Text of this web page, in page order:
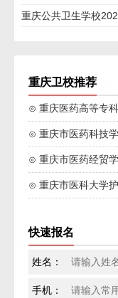
重庆公共卫生学校
重庆卫校推荐
⊙ 重庆医药高等专
⊙ 重庆市医药科技
⊙ 重庆市医药经贸
⊙ 重庆市医科大学
快速报名
姓名：
手机：